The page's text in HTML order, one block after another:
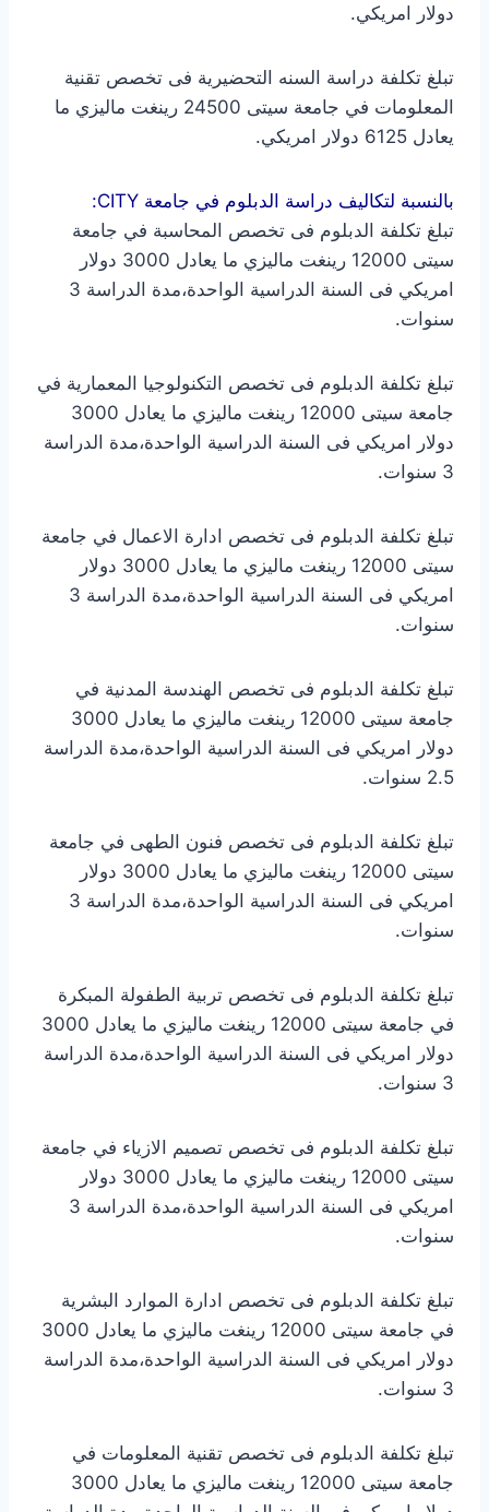
دولار امريكي.
تبلغ تكلفة دراسة السنه التحضيرية فى تخصص تقنية
المعلومات في جامعة سيتى 24500 رينغت ماليزي ما
يعادل 6125 دولار امريكي.
بالنسبة لتكاليف دراسة الدبلوم في جامعة CITY:
تبلغ تكلفة الدبلوم فى تخصص المحاسبة في جامعة
سيتى 12000 رينغت ماليزي ما يعادل 3000 دولار
امريكي فى السنة الدراسية الواحدة،مدة الدراسة 3
سنوات.
تبلغ تكلفة الدبلوم فى تخصص التكنولوجيا المعمارية في
جامعة سيتى 12000 رينغت ماليزي ما يعادل 3000
دولار امريكي فى السنة الدراسية الواحدة،مدة الدراسة
3 سنوات.
تبلغ تكلفة الدبلوم فى تخصص ادارة الاعمال في جامعة
سيتى 12000 رينغت ماليزي ما يعادل 3000 دولار
امريكي فى السنة الدراسية الواحدة،مدة الدراسة 3
سنوات.
تبلغ تكلفة الدبلوم فى تخصص الهندسة المدنية في
جامعة سيتى 12000 رينغت ماليزي ما يعادل 3000
دولار امريكي فى السنة الدراسية الواحدة،مدة الدراسة
2.5 سنوات.
تبلغ تكلفة الدبلوم فى تخصص فنون الطهى في جامعة
سيتى 12000 رينغت ماليزي ما يعادل 3000 دولار
امريكي فى السنة الدراسية الواحدة،مدة الدراسة 3
سنوات.
تبلغ تكلفة الدبلوم فى تخصص تربية الطفولة المبكرة
في جامعة سيتى 12000 رينغت ماليزي ما يعادل 3000
دولار امريكي فى السنة الدراسية الواحدة،مدة الدراسة
3 سنوات.
تبلغ تكلفة الدبلوم فى تخصص تصميم الازياء في جامعة
سيتى 12000 رينغت ماليزي ما يعادل 3000 دولار
امريكي فى السنة الدراسية الواحدة،مدة الدراسة 3
سنوات.
تبلغ تكلفة الدبلوم فى تخصص ادارة الموارد البشرية
في جامعة سيتى 12000 رينغت ماليزي ما يعادل 3000
دولار امريكي فى السنة الدراسية الواحدة،مدة الدراسة
3 سنوات.
تبلغ تكلفة الدبلوم فى تخصص تقنية المعلومات في
جامعة سيتى 12000 رينغت ماليزي ما يعادل 3000